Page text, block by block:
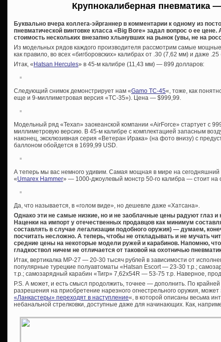
Крупнокалиберная пневматика
Буквально вчера коллега-эйрганнер в комментарии к одному из
пневматической винтовке класса «Big Bore» задал вопрос о ее цене.
стоимость нескольких внезапно хлынувших на рынок (увы, не на
Из модельных рядов каждого производителя рассмотрим самые мощные
как правило, во всех «бигборовских» калибрах от .30 (7,62 мм) и даже
Итак, «Hatsan Hercules» в 45-м калибре (11,43 мм) — 899 долларов:
Следующий снимок демонстрирует нам «Gamo TC-45«, тоже, как
еще и 9-миллиметровая версия «TC-35»). Цена — $999,99.
Модельный ряд «Texan» заокеанской компании «AirForce» стартует с
миллиметровую версию. В 45-м калибре с комплектацией запасным
наконец, эксклюзивная серия «Ветеран Ирака» (на фото внизу) с
баллоном обойдется в 1699,99 USD.
А теперь мы вас немного удивим. Самая мощная в мире на сегодняшний
«Umarex Hammer» — 1000-джоулевый монстр 50-го калибра — стоит на
Да, что называется, в «голом виде», но дешевле даже «Хатсана».
Однако эти не самые низкие, но и не заоблачные цены радуют глаз и
Наценки на импорт у отечественных продавцов как минимум
составлять в случае легализации подобного оружия) — думаем,
посчитать несложно. А теперь, чтобы не откладывать и не мучать
средние цены на некоторые модели ружей и карабинов. Напомню,
гладкоствол ничем не отличается от таковой на охотничью
Итак, вертикалка МР-27 — 20-30 тысяч рублей в зависимости от
популярные турецкие полуавтоматы «Hatsan Escort — 23-30 т.р.;
т.р.; самозарядный карабин «Тигр» 7,62х54R — 53-75 т.р. Наверное,
P.S. А может, и есть смысл продолжить, точнее — дополнить. По
разрешения на приобретение нарезного огнестрельного оружия,
«Ланкастеры» переходят в наступление«, в которой описаны весьма
небанальной стрелковки, доступные даже для начинающих. Как,